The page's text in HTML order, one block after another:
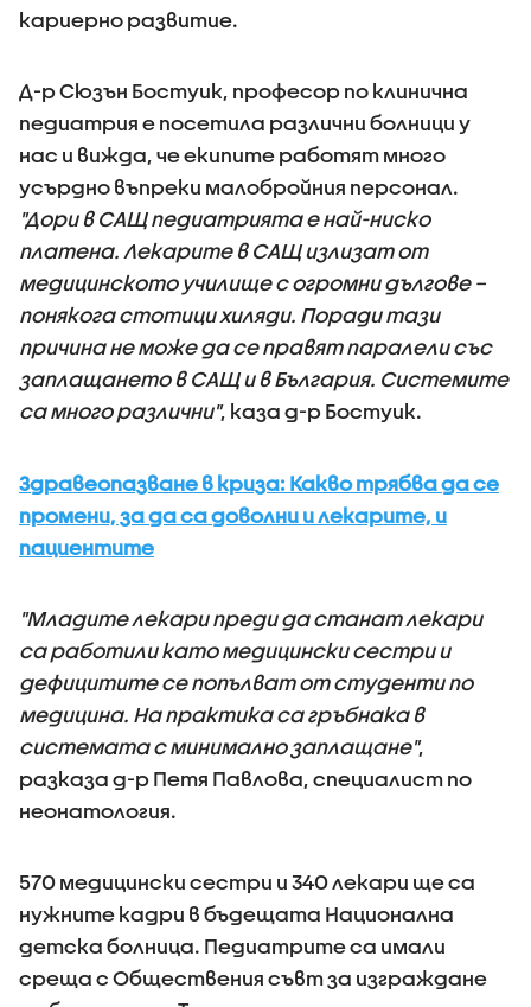
кариерно развитие.
Д-р Сюзън Бостуик, професор по клинична
педиатрия е посетила различни болници у
нас и вижда, че екипите работят много
усърдно въпреки малобройния персонал.
"Дори в САЩ педиатрията е най-ниско
платена. Лекарите в САЩ излизат от
медицинското училище с огромни дългове –
понякога стотици хиляди. Поради тази
причина не може да се правят паралели със
заплащането в САЩ и в България. Системите
са много различни", каза д-р Бостуик.
Здравеопазване в криза: Какво трябва да се
промени, за да са доволни и лекарите, и
пациентите
"Младите лекари преди да станат лекари
са работили като медицински сестри и
дефицитите се попълват от студенти по
медицина. На практика са гръбнака в
системата с минимално заплащане",
разказа д-р Петя Павлова, специалист по
неонатология.
570 медицински сестри и 340 лекари ще са
нужните кадри в бъдещата Национална
детска болница. Педиатрите са имали
среща с Обществения съвт за изграждане